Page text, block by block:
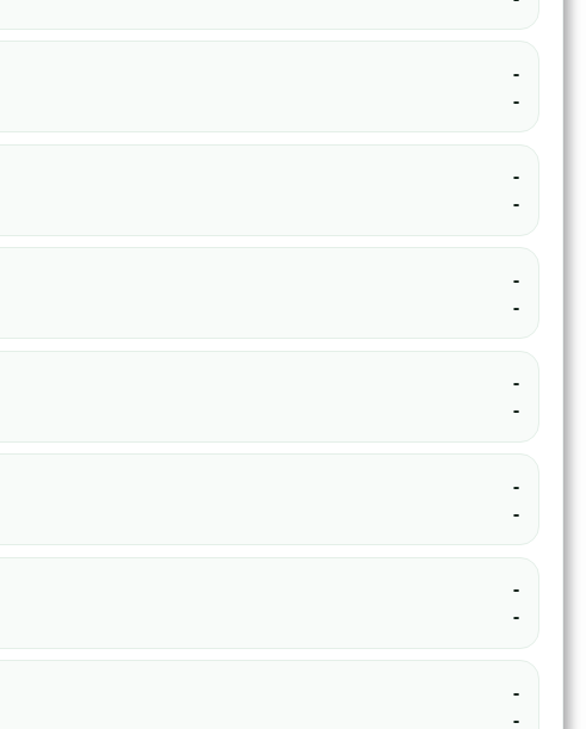
-
-
-
-
-
-
-
-
-
-
-
-
-
-